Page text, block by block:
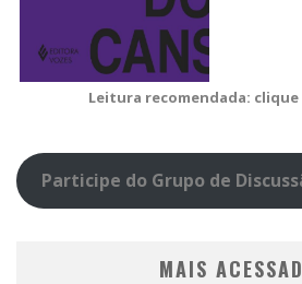
Leitura recomendada:
Participe do Grupo de
MAIS